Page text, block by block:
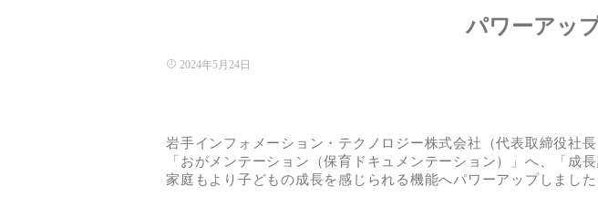
パワーアッ
2024年5月24日
岩手インフォメーション・テクノロジー株式会社（代表取締役社
「おがメンテーション（保育ドキュメンテーション）」へ、「
家庭もより子どもの成長を感じられる機能へパワーアップしました